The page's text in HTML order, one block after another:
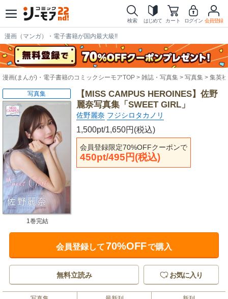
検索 はじめて カート ログイン 会員登録
漫画（マンガ）・電子書籍が国内最大級!!
漫画(まんが)・電子書籍のコミックシーモアTOP 雑誌・写真集 写真集 集英社
【MISS CAMPUS HEROINES】佐野
麗奈写真集「SWEET GIRL」
佐野麗奈 フジシロタカノリ
1,500pt/1,650円(税込)
会員登録限定70%OFFクーポンで
450pt/495円(税込)
写真集
1巻完結
会員登録して70%OFFで購入
無料立読み お気に入り